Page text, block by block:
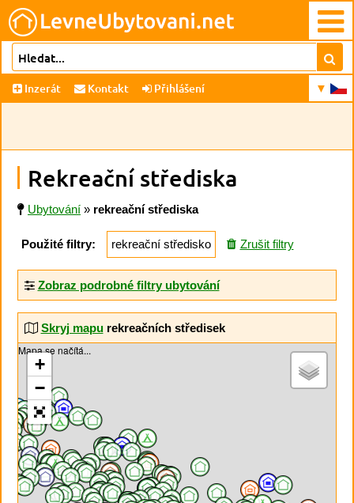
Inzerát Kontakt Přihlášení
Rekreační střediska
Ubytování » rekreační střediska
Použité filtry: rekreační středisko Zrušit filtry
Zobraz podrobné filtry ubytování
Skryj mapurekreačních středisek
Mapa se načítá...
+
−